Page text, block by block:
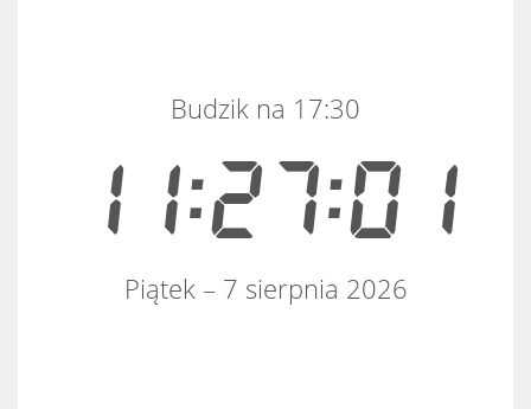
11:27:01
Budzik na 17:30
Piątek – 7 sierpnia 2026